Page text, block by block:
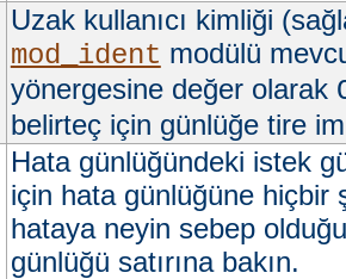
Uzak kullanıcı kimliği
mod_ident modülü
yönergesine değer olarak
belirteç için günlüğe tire
Hata günlüğündeki istek
için hata günlüğüne hiçbir
hataya neyin sebep
günlüğü satırına bakın.